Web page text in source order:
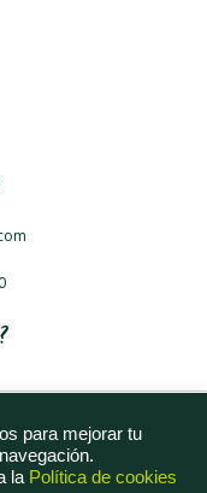
© 2023
para mejorar tu
la Política de cookies